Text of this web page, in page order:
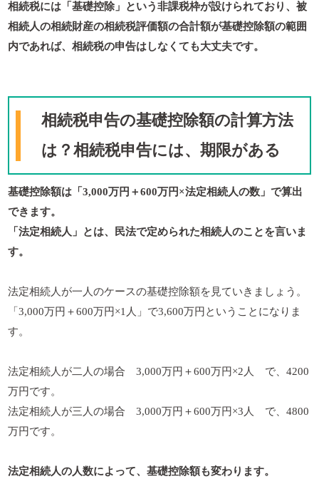
相続税には「基礎控除」という非課税枠が設けられており、被
相続人の相続財産の相続税評価額の合計額が基礎控除額の範囲
内であれば、相続税の申告はしなくても大丈夫です。
相続税申告の基礎控除額の計算方法
は？相続税申告には、期限がある
基礎控除額は「3,000万円＋600万円×法定相続人の数」で算出
できます。
「法定相続人」とは、民法で定められた相続人のことを言いま
す。
法定相続人が一人のケースの基礎控除額を見ていきましょう。
「3,000万円＋600万円×1人」で3,600万円ということになりま
す。
法定相続人が二人の場合 3,000万円＋600万円×2人 で、4200
万円です。
法定相続人が三人の場合 3,000万円＋600万円×3人 で、4800
万円です。
法定相続人の人数によって、基礎控除額も変わります。